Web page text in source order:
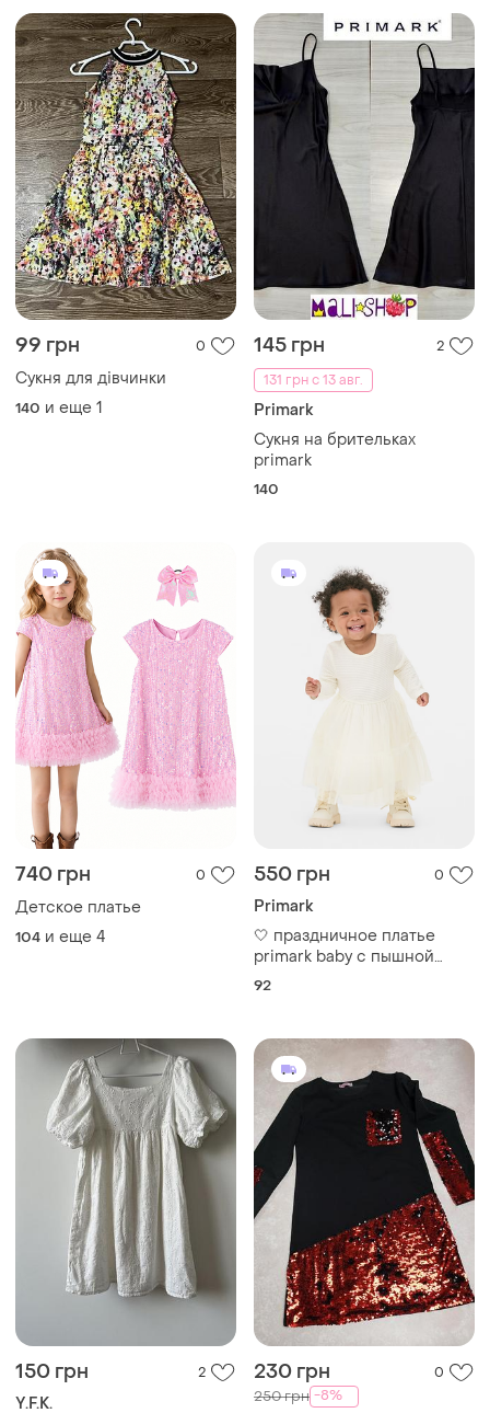
99 грн 0
Сукня для дівчинки
140 и еще 1
145 грн
2
131 грн с 13 авг.
Primark
Сукня на брительках
primark
140
740 грн 0
Детское платье
104 и еще 4
550 грн 0
Primark
🤍 праздничное платье
primark baby с пышной
фатиновой юбкой
92
150 грн 2
Y.F.K.
230 грн 0
250 грн -8%